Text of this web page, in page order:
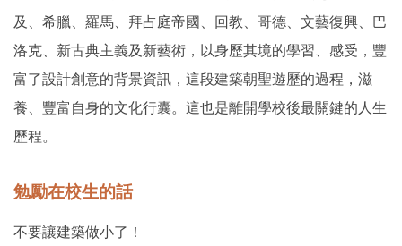
及、希臘、羅馬、拜占庭帝國、回教、哥德、文藝復興、巴
洛克、新古典主義及新藝術，以身歷其境的學習、感受，豐
富了設計創意的背景資訊，這段建築朝聖遊歷的過程，滋
養、豐富自身的文化行囊。這也是離開學校後最關鍵的人生
歷程。
勉勵在校生的話
不要讓建築做小了！